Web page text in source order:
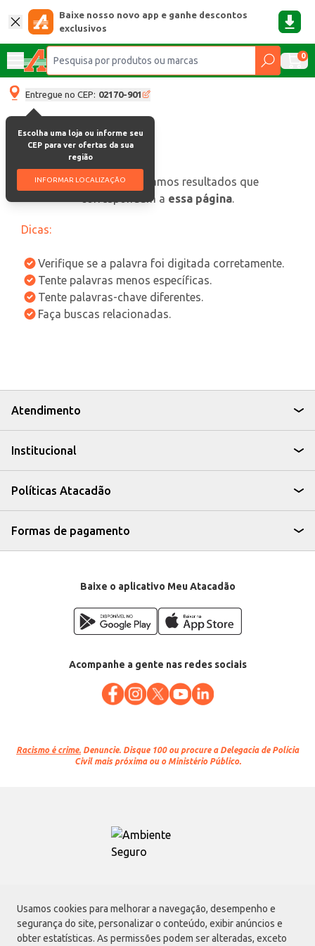
Usamos cookies para melhorar a navegação, desempenho e
segurança do site, personalizar o conteúdo, exibir anúncios e
obter estatísticas. As permissões podem ser alteradas, exceto
Baixe nosso novo app e ganhe descontos
exclusivos
0
Entregue no CEP: 02170-901
Escolha uma loja ou informe seu
CEP para ver ofertas da sua
região
INFORMAR LOCALIZAÇÃO
oops, não encontramos resultados que
correspondam a essa página.
Dicas:
Verifique se a palavra foi digitada corretamente.
Tente palavras menos específicas.
Tente palavras-chave diferentes.
Faça buscas relacionadas.
Atendimento
Institucional
Políticas Atacadão
Formas de pagamento
Baixe o aplicativo Meu Atacadão
Acompanhe a gente nas redes sociais
Racismo é crime. Denuncie. Disque 100 ou procure a Delegacia de Polícia
Civil mais próxima ou o Ministério Público.
Atacadão S.A.
Avenida Morvan Dias de Figueiredo, 6169, Vila Maria, São Paulo - SP | CEP
02170-901 | CNPJ: 75.315.333/0001-09